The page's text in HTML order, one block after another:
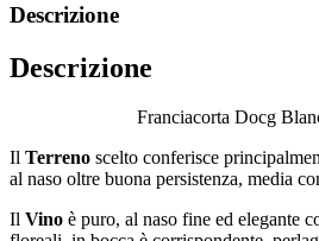
Descrizione
Descrizione
Franciacorta Docg
Il Terreno scelto conferisce
al naso oltre buona persistenza, media
Il Vino è puro, al naso fine ed elegante